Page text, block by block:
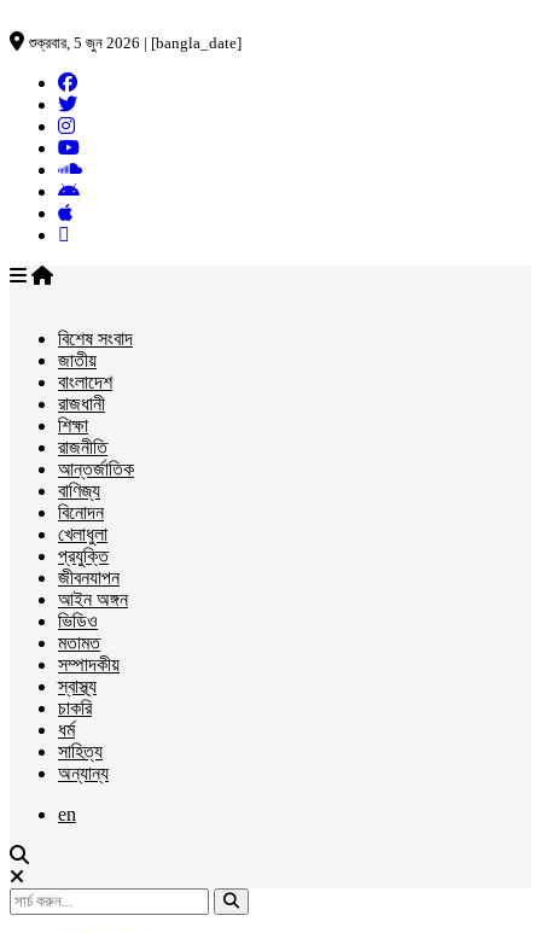
শুক্রবার, 5 জুন 2026 | [bangla_date]
বিশেষ সংবাদ
জাতীয়
বাংলাদেশ
রাজধানী
শিক্ষা
রাজনীতি
আন্তর্জাতিক
বাণিজ্য
বিনোদন
খেলাধুলা
প্রযুক্তি
জীবনযাপন
আইন অঙ্গন
ভিডিও
মতামত
সম্পাদকীয়
স্বাস্থ্য
চাকরি
ধর্ম
সাহিত্য
অন্যান্য
en